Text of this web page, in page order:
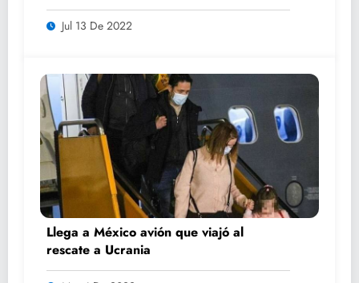
Jul 13 De 2022
Llega a México avión que viajó al
rescate a Ucrania